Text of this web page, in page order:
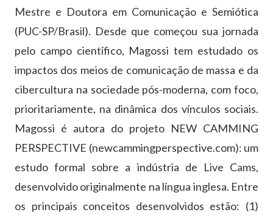
Mestre e Doutora em Comunicação e Semiótica
(PUC-SP/Brasil). Desde que começou sua jornada
pelo campo científico, Magossi tem estudado os
impactos dos meios de comunicação de massa e da
cibercultura na sociedade pós-moderna, com foco,
prioritariamente, na dinâmica dos vínculos sociais.
Magossi é autora do projeto NEW CAMMING
PERSPECTIVE (newcammingperspective.com): um
estudo formal sobre a indústria de Live Cams,
desenvolvido originalmente na língua inglesa. Entre
os principais conceitos desenvolvidos estão: (1)